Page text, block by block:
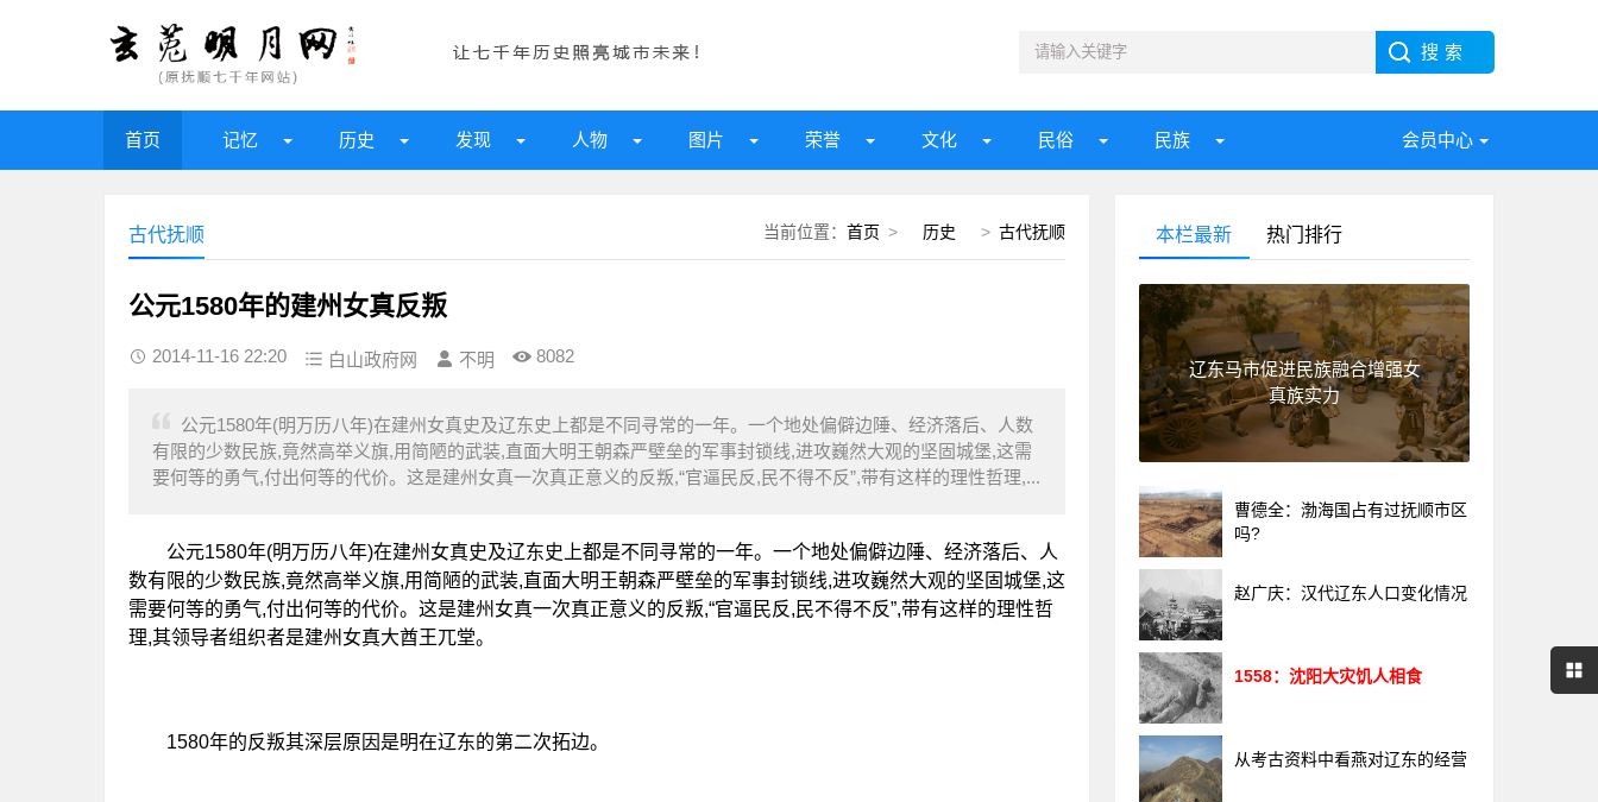
首页 记忆 历史 发现 人物 图片 荣誉 文化 民俗 民族 会员中心
当前位置： 首页 > 历史 > 古代抚顺
古代抚顺
公元1580年的建州女真反叛
2014-11-16 22:20 白山政府网 不明 8082
公元1580年(明万历八年)在建州女真史及辽东史上都是不同寻常的一年。一个地处偏僻边陲、经济落后、人数
有限的少数民族,竟然高举义旗,用简陋的武装,直面大明王朝森严壁垒的军事封锁线,进攻巍然大观的坚固城堡,这需
要何等的勇气,付出何等的代价。这是建州女真一次真正意义的反叛,“官逼民反,民不得不反”,带有这样的理性哲理,...
公元1580年(明万历八年)在建州女真史及辽东史上都是不同寻常的一年。一个地处偏僻边陲、经济落后、人
数有限的少数民族,竟然高举义旗,用简陋的武装,直面大明王朝森严壁垒的军事封锁线,进攻巍然大观的坚固城堡,这
需要何等的勇气,付出何等的代价。这是建州女真一次真正意义的反叛,“官逼民反,民不得不反”,带有这样的理性哲
理,其领导者组织者是建州女真大酋王兀堂。
1580年的反叛其深层原因是明在辽东的第二次拓边。
本栏最新 热门排行
辽东马市促进民族融合增强女
真族实力
曹德全：渤海国占有过抚顺市区
吗?
赵广庆：汉代辽东人口变化情况
1558：沈阳大灾饥人相食
从考古资料中看燕对辽东的经营